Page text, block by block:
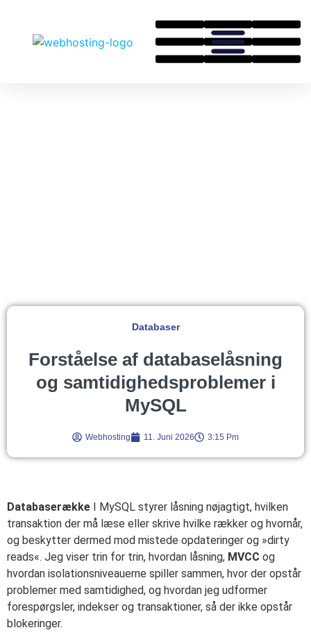
Databaser
Forståelse af databaselåsning
og samtidighedsproblemer i
MySQL
Webhosting 11. Juni 2026 3:15 Pm
Databaserække I MySQL styrer låsning nøjagtigt, hvilken
transaktion der må læse eller skrive hvilke rækker og hvornår,
og beskytter dermed mod mistede opdateringer og »dirty
reads«. Jeg viser trin for trin, hvordan låsning, MVCC og
hvordan isolationsniveauerne spiller sammen, hvor der opstår
problemer med samtidighed, og hvordan jeg udformer
forespørgsler, indekser og transaktioner, så der ikke opstår
blokeringer.